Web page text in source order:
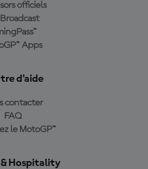
officiels
Apps
d'aide
contacter
FAQ
le MotoGP™
Hospitality